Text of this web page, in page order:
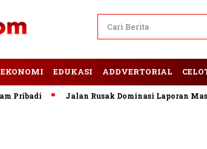
EKONOMI EDUKASI ADDVERTORIAL
Jalan Rusak Dominasi Laporan Masuk